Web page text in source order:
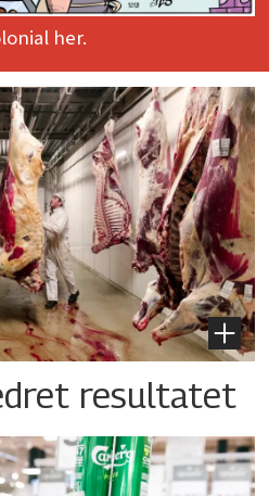
her.
resultatet